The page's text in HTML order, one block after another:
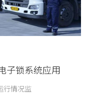
子锁系统应用
行情况监